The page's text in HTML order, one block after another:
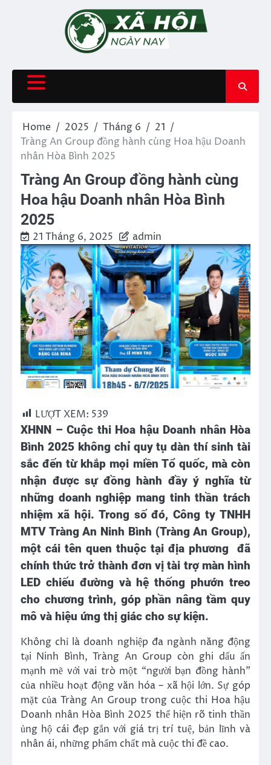
Home 2025 Tháng 6
21
Tràng An Group đồng hành cùng Hoa hậu Doanh
nhân Hòa Bình 2025
Tràng An Group đồng hành cùng
Hoa hậu Doanh nhân Hòa Bình
2025
21 Tháng 6, 2025 admin
LƯỢT XEM: 539
XHNN – Cuộc thi Hoa hậu Doanh nhân Hòa
Bình 2025 không chỉ quy tụ dàn thí sinh tài
sắc đến từ khắp mọi miền Tổ quốc, mà còn
nhận được sự đồng hành đầy ý nghĩa từ
những doanh nghiệp mang tinh thần trách
nhiệm xã hội. Trong số đó, Công ty TNHH
MTV Tràng An Ninh Bình (Tràng An Group),
một cái tên quen thuộc tại địa phương đã
chính thức trở thành đơn vị tài trợ màn hình
LED chiếu đường và hệ thống phướn treo
cho chương trình, góp phần nâng tầm quy
mô và hiệu ứng thị giác cho sự kiện.
Không chỉ là doanh nghiệp đa ngành năng động
tại Ninh Bình, Tràng An Group còn ghi dấu ấn
mạnh mẽ với vai trò một “người bạn đồng hành”
của nhiều hoạt động văn hóa – xã hội lớn. Sự góp
mặt của Tràng An Group trong cuộc thi Hoa hậu
Doanh nhân Hòa Bình 2025 thể hiện rõ tinh thần
ủng hộ cái đẹp gắn với giá trị trí tuệ, bản lĩnh và
nhân ái, những phẩm chất mà cuộc thi đề cao.